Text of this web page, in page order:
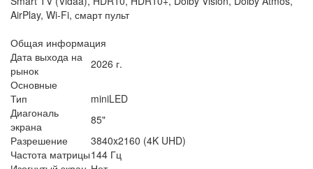
AirPlay, Wi-Fi, смарт пульт
Общая информация
Дата выхода на
рынок
2026 г.
Основные
Тип
miniLED
Диагональ
экрана
85"
Разрешение
3840x2160 (4K UHD)
Частота матрицы144 Гц